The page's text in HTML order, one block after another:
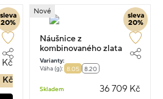
sleva
20%
Kč
Kč
sleva
20%
Nové
Náušnice z
kombinovaného zlata
kruhy 6.5cm 8.05g
Varianty:
Váha (g): 8.05 8.20
Skladem 36 709 Kč